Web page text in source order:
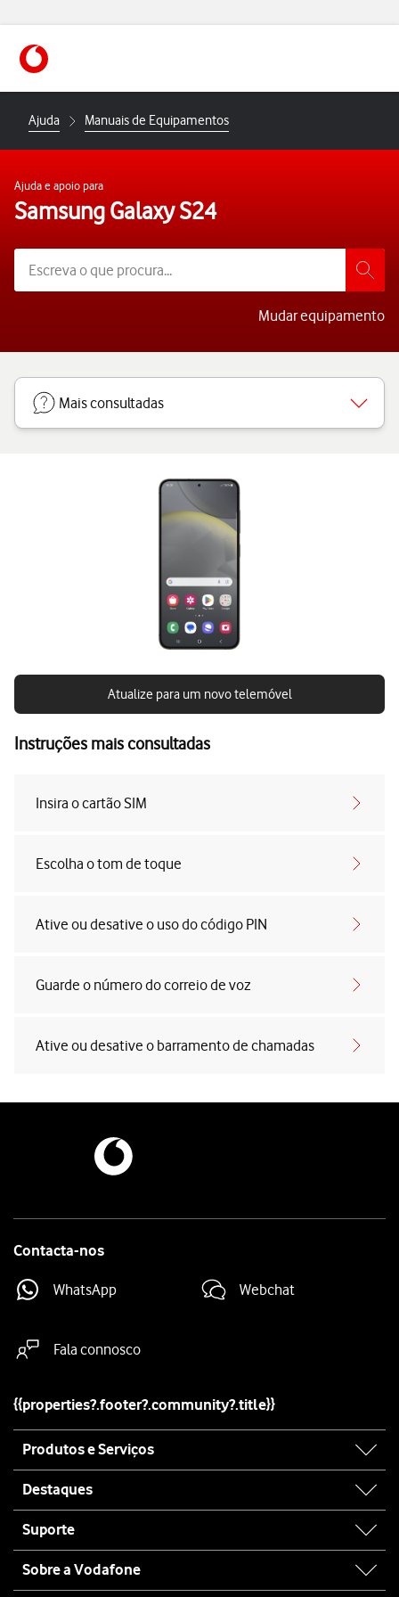
https://www.vodafone.pt
Ajuda Manuais de Equipamentos
Ajuda e apoio para
Samsung Galaxy S24
Mudar equipamento
Mais consultadas
Atualize para um novo telemóvel
Instruções mais consultadas
Insira o cartão SIM
Escolha o tom de toque
Ative ou desative o uso do código PIN
Guarde o número do correio de voz
Ative ou desative o barramento de chamadas
Contacta-nos
WhatsApp Webchat
Fala connosco
{{properties?.footer?.community?.title}}
map
Produtos e Serviços
Destaques
Suporte
Sobre a Vodafone